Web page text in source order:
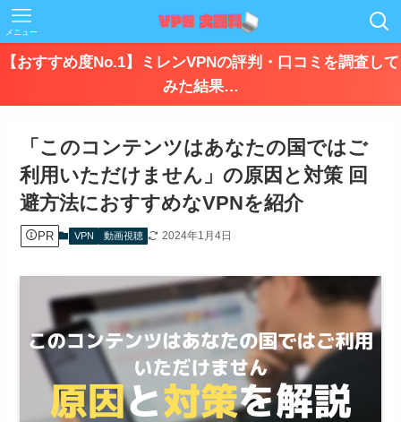
メニュー
【おすすめ度No.1】ミレンVPNの評判・口コミを調査して
みた結果…
「このコンテンツはあなたの国ではご
利用いただけません」の原因と対策 回
避方法におすすめなVPNを紹介
PR VPN 動画視聴 2024年1月4日